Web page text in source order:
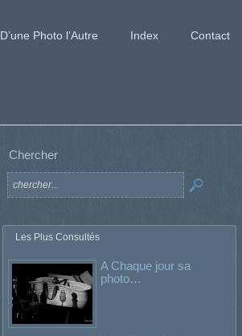
D’une Photo l’Autre Index Contact
Chercher
Les Plus Consultés
A Chaque jour sa
photo…